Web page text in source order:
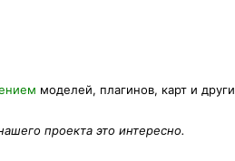
моделей, плагинов, карт и
проекта это интересно.